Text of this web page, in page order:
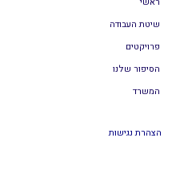
שיטת העבודה
פרויקטים
הסיפור שלנו
המשרד
הצהרת נגישות